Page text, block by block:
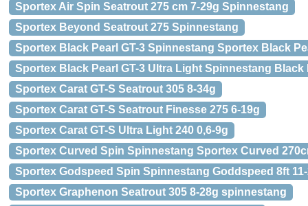
Sportex Air Spin Seatrout 275 cm 7-29g Spinnestang
Sportex Beyond Seatrout 275 Spinnestang
Sportex Black Pearl GT-3 Spinnestang Sportex Black
Sportex Black Pearl GT-3 Ultra Light Spinnestang Black
Sportex Carat GT-S Seatrout 305 8-34g
Sportex Carat GT-S Seatrout Finesse 275 6-19g
Sportex Carat GT-S Ultra Light 240 0,6-9g
Sportex Curved Spin Spinnestang Sportex Curved
Sportex Godspeed Spin Spinnestang Goddspeed 8ft
Sportex Graphenon Seatrout 305 8-28g spinnestang